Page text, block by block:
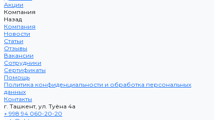
Акции
Компания
Назад
Компания
Новости
Статьи
Отзывы
Вакансии
Сотрудники
Сертификаты
Помощь
Политика конфиденциальности и обработка персональных
данных
Контакты
г. Ташкент, ул. Туёна 4а
+ 998 94 060-20-20